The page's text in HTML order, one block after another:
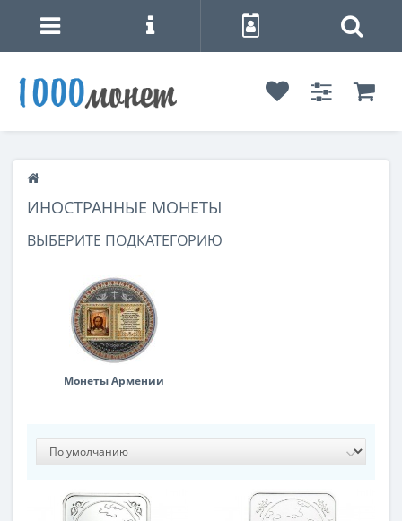
ИНОСТРАННЫЕ МОНЕТЫ
ВЫБЕРИТЕ ПОДКАТЕГОРИЮ
Монеты Армении